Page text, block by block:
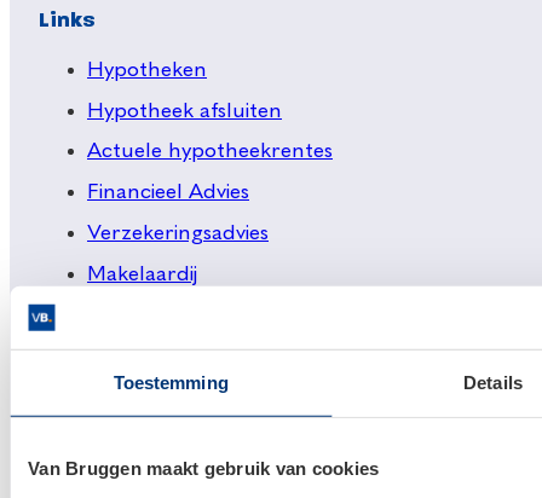
Toestemming Details
Van Bruggen maakt gebruik van cookies
Links
Hypotheken
Hypotheek afsluiten
Actuele hypotheekrentes
Financieel Advies
Verzekeringsadvies
Makelaardij
Huis verkopen
Klantenservice en contact
Bezoek eenvestigingbij jou in de buurt, of neem